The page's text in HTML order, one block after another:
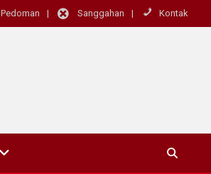
Pedoman Sanggahan Kontak